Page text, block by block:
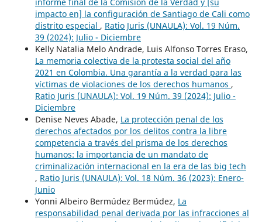
impacto en] la configuración de Santiago de Cali como
distrito especial , Ratio Juris (UNAULA): Vol. 19 Núm.
39 (2024): Julio - Diciembre
Kelly Natalia Melo Andrade, Luis Alfonso Torres Eraso,
La memoria colectiva de la protesta social del año
2021 en Colombia. Una garantía a la verdad para las
víctimas de violaciones de los derechos humanos ,
Ratio Juris (UNAULA): Vol. 19 Núm. 39 (2024): Julio -
Diciembre
Denise Neves Abade, La protección penal de los
derechos afectados por los delitos contra la libre
competencia a través del prisma de los derechos
humanos: la importancia de un mandato de
criminalización internacional en la era de las big tech
, Ratio Juris (UNAULA): Vol. 18 Núm. 36 (2023): Enero-
Junio
Yonni Albeiro Bermúdez Bermúdez, La
responsabilidad penal derivada por las infracciones al